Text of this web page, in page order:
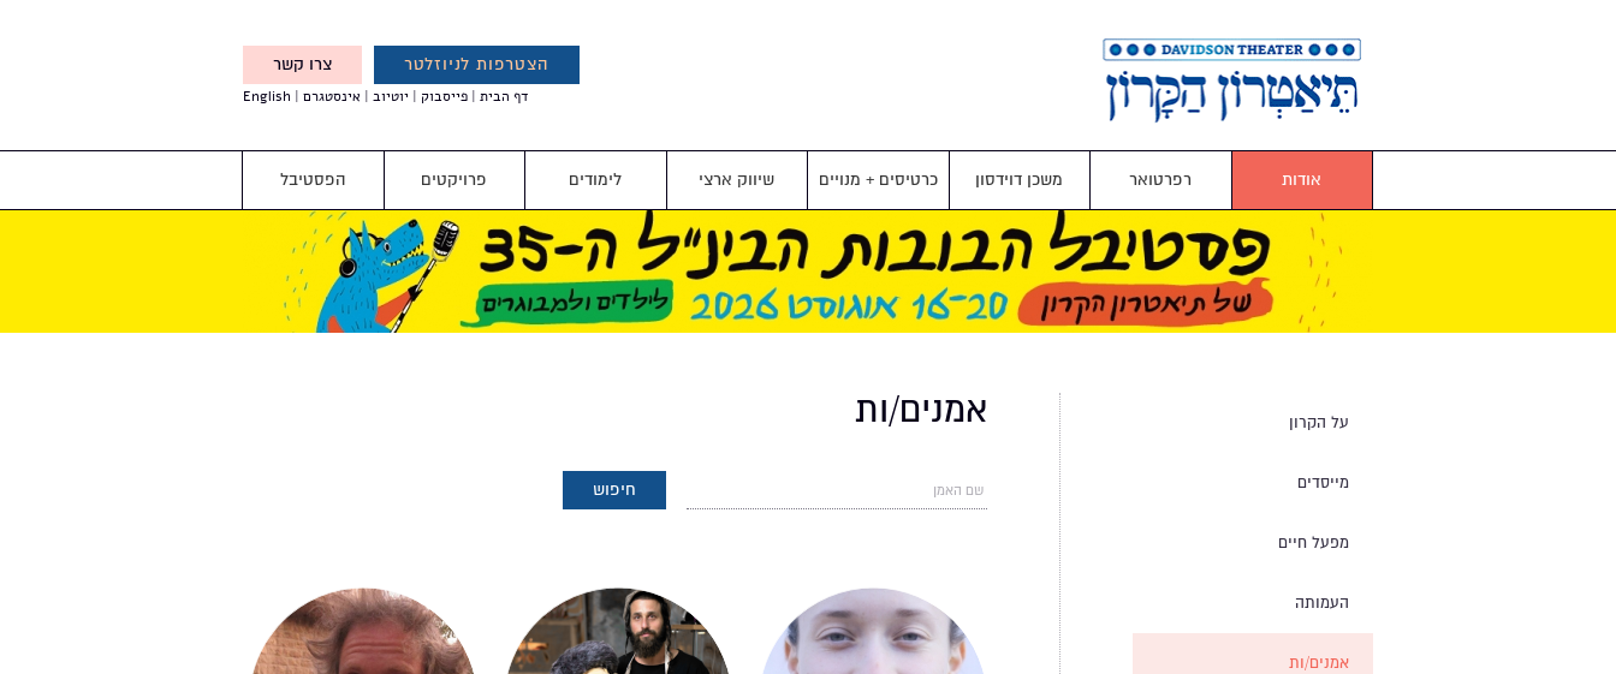
הצטרפות לניוזלטר צרו קשר
והטבות מיוחדות עבורך
דף הבית פייסבוק יוטיוב אינסטגרם English
אודות רפרטואר משכן דוידסון כרטיסים + מנויים שיווק ארצי לימודים פרויקטים הפסטיבל
על הקרון
מייסדים
מפעל חיים
העמותה
אמנים/ות
אמנים/ות
עמודים